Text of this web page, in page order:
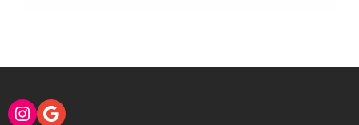
Instagram
Google